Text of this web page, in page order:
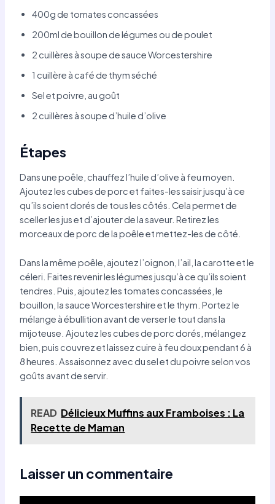
400g de tomates concassées
200ml de bouillon de légumes ou de poulet
2 cuillères à soupe de sauce Worcestershire
1 cuillère à café de thym séché
Sel et poivre, au goût
2 cuillères à soupe d’huile d’olive
Étapes
Dans une poêle, chauffez l’huile d’olive à feu moyen.
Ajoutez les cubes de porc et faites-les saisir jusqu’à ce
qu’ils soient dorés de tous les côtés. Cela permet de
sceller les jus et d’ajouter de la saveur. Retirez les
morceaux de porc de la poêle et mettez-les de côté.
Dans la même poêle, ajoutez l’oignon, l’ail, la carotte et le
céleri. Faites revenir les légumes jusqu’à ce qu’ils soient
tendres. Puis, ajoutez les tomates concassées, le
bouillon, la sauce Worcestershire et le thym. Portez le
mélange à ébullition avant de verser le tout dans la
mijoteuse. Ajoutez les cubes de porc dorés, mélangez
bien, puis couvrez et laissez cuire à feu doux pendant 6 à
8 heures. Assaisonnez avec du sel et du poivre selon vos
goûts avant de servir.
READ Délicieux Muffins aux Framboises : La
Recette de Maman
Laisser un commentaire